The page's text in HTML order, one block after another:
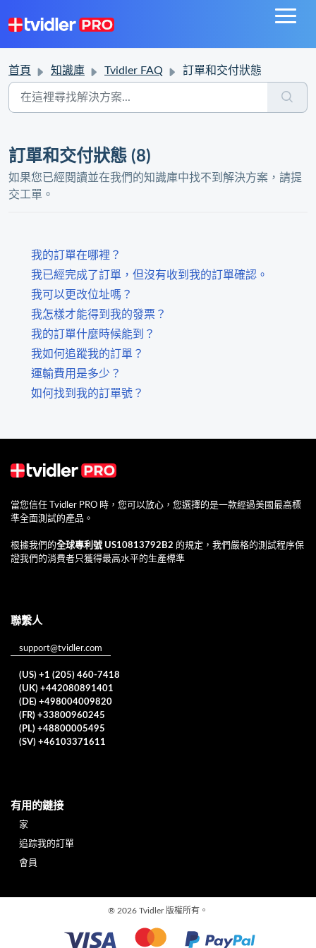
首頁 知識庫 Tvidler FAQ 訂單和交付狀態
訂單和交付狀態 (8)
如果您已經閱讀並在我們的知識庫中找不到解決方案，請提
交工單。
我的訂單在哪裡？
我已經完成了訂單，但沒有收到我的訂單確認。
我可以更改位址嗎？
我怎樣才能得到我的發票？
我的訂單什麼時候能到？
我如何追蹤我的訂單？
運輸費用是多少？
如何找到我的訂單號？
當您信任 Tvidler PRO 時，您可以放心，您選擇的是一款經過美國最高標
準全面測試的產品。
根據我們的全球專利號 US10813792B2 的規定，我們嚴格的測試程序保
證我們的消費者只獲得最高水平的生產標準
聯繫人
support@tvidler.com
(US) +1 (205) 460-7418
(UK) +442080891401
(DE) +498004009820
(FR) +33800960245
(PL) +48800005495
(SV) +46103371611
有用的鏈接
家
追踪我的訂單
會員
® 2026 Tvidler 版權所有。